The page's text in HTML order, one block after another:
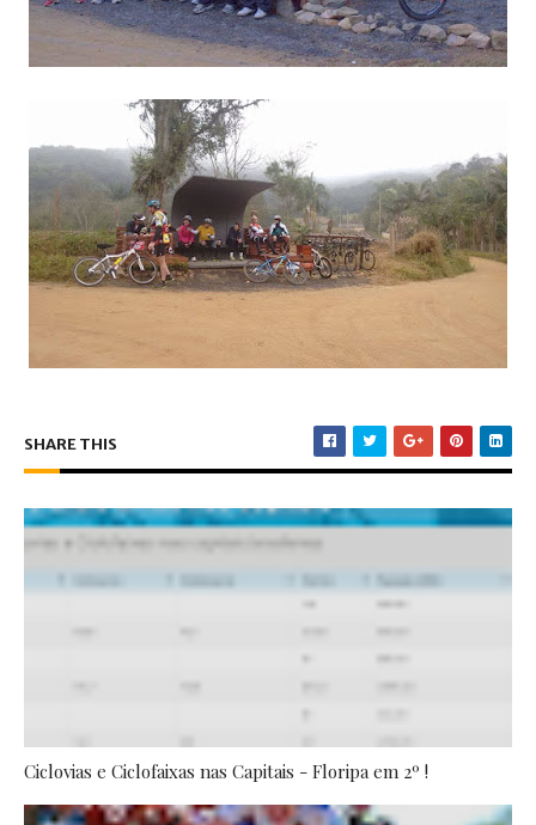
SHARE THIS
Ciclovias e Ciclofaixas nas Capitais - Floripa em 2º !